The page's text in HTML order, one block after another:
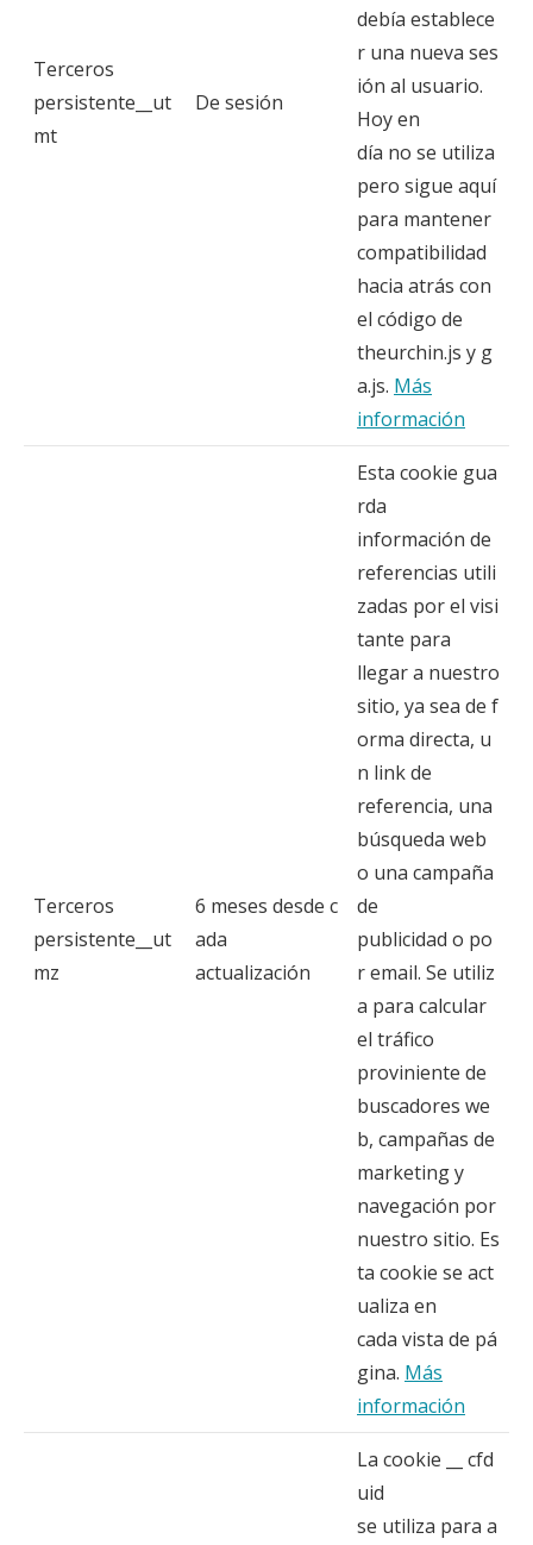
Terceros
persistente__ut
mt
De sesión
debía establece
r una nueva ses
ión al usuario.
Hoy en
día no se utiliza
pero sigue aquí
para mantener
compatibilidad
hacia atrás con
el código de
theurchin.js y g
a.js. Más
información
Terceros
persistente__ut
mz
6 meses desde c
ada
actualización
Esta cookie gua
rda
información de
referencias utili
zadas por el visi
tante para
llegar a nuestro
sitio, ya sea de f
orma directa, u
n link de
referencia, una
búsqueda web
o una campaña
de
publicidad o po
r email. Se utiliz
a para calcular
el tráfico
proviniente de
buscadores we
b, campañas de
marketing y
navegación por
nuestro sitio. Es
ta cookie se act
ualiza en
cada vista de pá
gina. Más
información
La cookie __ cfd
uid
se utiliza para a